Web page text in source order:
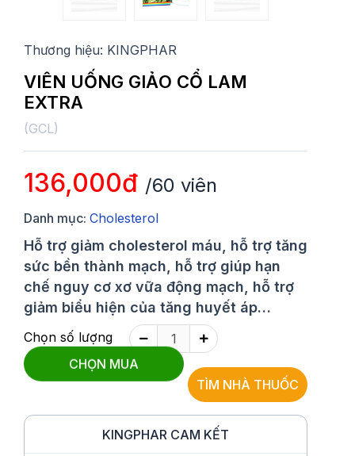
Thương hiệu: KINGPHAR
VIÊN UỐNG GIẢO CỔ LAM
EXTRA
(GCL)
136,000đ /60 viên
Danh mục: Cholesterol
Hỗ trợ giảm cholesterol máu, hỗ trợ tăng
sức bền thành mạch, hỗ trợ giúp hạn
chế nguy cơ xơ vữa động mạch, hỗ trợ
giảm biểu hiện của tăng huyết áp…
Chọn số lượng
CHỌN MUA TÌM NHÀ THUỐC
KINGPHAR CAM KẾT